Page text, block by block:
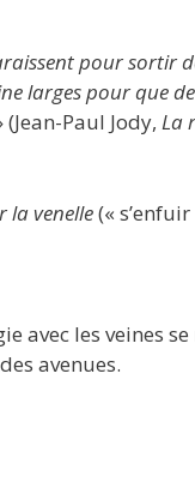
pour sortir
larges pour que
(Jean-Paul Jody, La
la venelle(«
avec les veines
avenues.